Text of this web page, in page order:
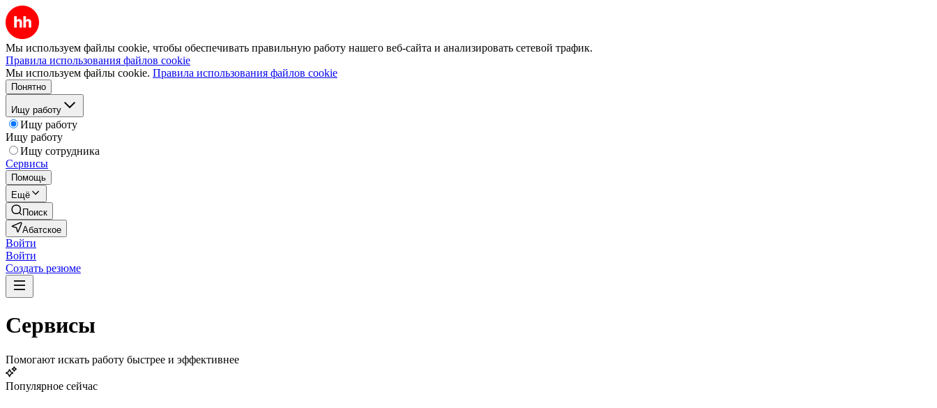
Мы используем файлы cookie, чтобы обеспечивать правильную работу нашего веб-сайта и анализировать сетевой трафик.
Правила использования файлов cookie
Мы используем файлы cookie. Правила использования файлов cookie
Понятно
Ищу работу
Ищу работу
Ищу работу
Ищу сотрудника
Сервисы
Помощь
Ещё
Поиск
Абатское
Войти
Войти
Создать резюме
Сервисы
Помогают искать работу быстрее и эффективнее
Популярное сейчас